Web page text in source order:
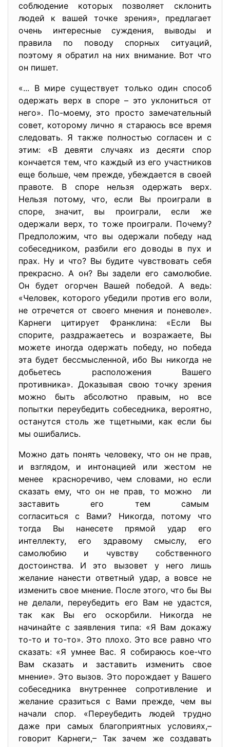
соблюдение которых позволяет склонить
людей к вашей точке зрения», предлагает
очень интересные суждения, выводы и
правила по поводу спорных ситуаций,
поэтому я обратил на них внимание. Вот что
он пишет.
«... В мире существует только один способ
одержать верх в споре – это уклониться от
него». По-моему, это просто замечательный
совет, которому лично я стараюсь все время
следовать. Я также полностью согласен и с
этим: «В девяти случаях из десяти спор
кончается тем, что каждый из его участников
еще больше, чем прежде, убеждается в своей
правоте. В споре нельзя одержать верх.
Нельзя потому, что, если Вы проиграли в
споре, значит, вы проиграли, если же
одержали верх, то тоже проиграли. Почему?
Предположим, что вы одержали победу над
собеседником, разбили его доводы в пух и
прах. Ну и что? Вы будите чувствовать себя
прекрасно. А он? Вы задели его самолюбие.
Он будет огорчен Вашей победой. А ведь:
«Человек, которого убедили против его воли,
не отречется от своего мнения и поневоле».
Карнеги цитирует Франклина: «Если Вы
спорите, раздражаетесь и возражаете, Вы
можете иногда одержать победу, но победа
эта будет бессмысленной, ибо Вы никогда не
добьетесь расположения Вашего
противника». Доказывая свою точку зрения
можно быть абсолютно правым, но все
попытки переубедить собеседника, вероятно,
останутся столь же тщетными, как если бы
мы ошибались.
Можно дать понять человеку, что он не прав,
и взглядом, и интонацией или жестом не
менее красноречиво, чем словами, но если
сказать ему, что он не прав, то можно ли
заставить его тем самым
согласиться с Вами? Никогда, потому что
тогда Вы нанесете прямой удар его
интеллекту, его здравому смыслу, его
самолюбию и чувству собственного
достоинства. И это вызовет у него лишь
желание нанести ответный удар, а вовсе не
изменить свое мнение. После этого, что бы Вы
не делали, переубедить его Вам не удастся,
так как Вы его оскорбили. Никогда не
начинайте с заявления типа: «Я Вам докажу
то-то и то-то». Это плохо. Это все равно что
сказать: «Я умнее Вас. Я собираюсь кое-что
Вам сказать и заставить изменить свое
мнение». Это вызов. Это порождает у Вашего
собеседника внутреннее сопротивление и
желание сразиться с Вами прежде, чем вы
начали спор. «Переубедить людей трудно
даже при самых благоприятных условиях,–
говорит Карнеги,– Так зачем же создавать